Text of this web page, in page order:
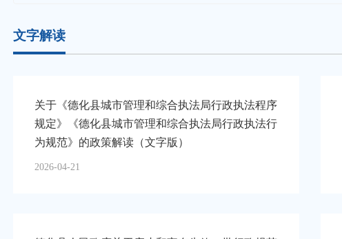
文字解读
关于《德化县城市管理和综合执法局行政执法程序
规定》《德化县城市管理和综合执法局行政执法行
为规范》的政策解读（文字版）
2026-04-21